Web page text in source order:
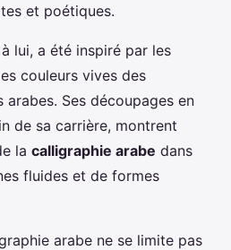
et poétiques.
lui, a été inspiré par les
couleurs vives des
Ses découpages en
de sa carrière, montrent
la calligraphie arabe dans
fluides et de formes
arabe ne se limite pas